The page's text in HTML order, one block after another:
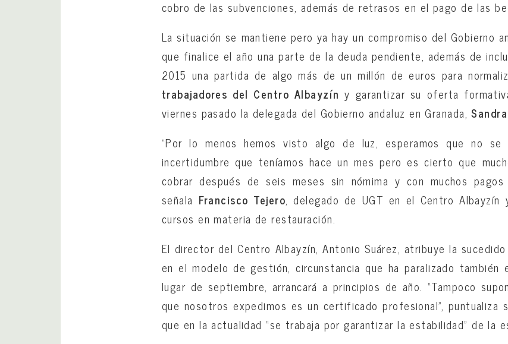
cobro de las subvenciones, además de retrasos en el pago de las
La situación se mantiene pero ya hay un compromiso del Gobierno
que finalice el año una parte de la deuda pendiente, además de
2015 una partida de algo más de un millón de euros para
trabajadores del Centro Albayzín y garantizar su oferta
viernes pasado la delegada del Gobierno andaluz en Granada,
“Por lo menos hemos visto algo de luz, esperamos que no
incertidumbre que teníamos hace un mes pero es cierto que
cobrar después de seis meses sin nómima y con muchos
señala Francisco Tejero, delegado de UGT en el Centro Albayzín
cursos en materia de restauración.
El director del Centro Albayzín, Antonio Suárez, atribuye la
en el modelo de gestión, circunstancia que ha paralizado también
lugar de septiembre, arrancará a principios de año. “Tampoco
que nosotros expedimos es un certificado profesional”, puntualiza
que en la actualidad “se trabaja por garantizar la estabilidad” de la